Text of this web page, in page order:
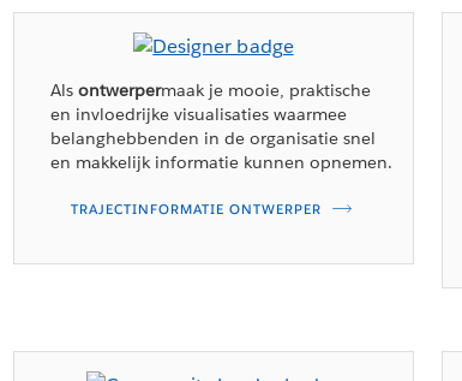
Als ontwerpermaak je mooie, praktische
en invloedrijke visualisaties waarmee
belanghebbenden in de organisatie snel
en makkelijk informatie kunnen opnemen.
TRAJECTINFORMATIE ONTWERPER